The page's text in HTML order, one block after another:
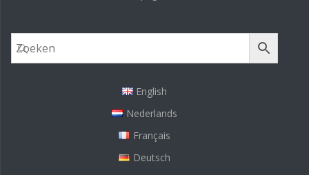
English
Nederlands
Français
Deutsch